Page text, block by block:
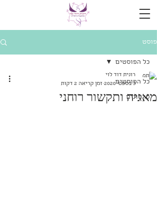
פוסט
כל הפוסטים
סרטונים
כל הפוסטים
מאגיה ותקשור רוחני
רונית דוד לוי
3 בספט׳ 2020
זמן קריאה 2 דקות